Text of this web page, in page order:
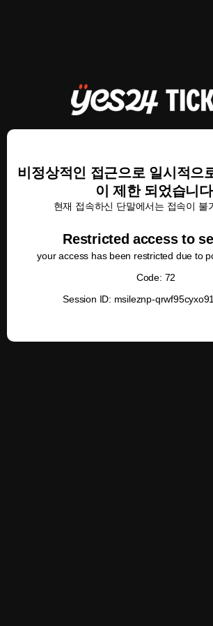
비정상적인 접근으로 일시적으
이 제한 되었습니
현재 접속하신 단말에서는 접속이 불
Restricted access to
your access has been restricted due to
Code: 72
Session ID: msileznp-